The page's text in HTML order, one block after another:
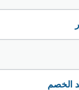
الخصم